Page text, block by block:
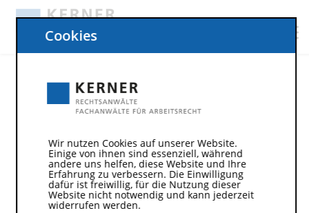
Cookies
Wir nutzen Cookies auf unserer Website.
Einige von ihnen sind essenziell, während
andere uns helfen, diese Website und Ihre
Erfahrung zu verbessern. Die Einwilligung
dafür ist freiwillig, für die Nutzung dieser
Website nicht notwendig und kann jederzeit
widerrufen werden.